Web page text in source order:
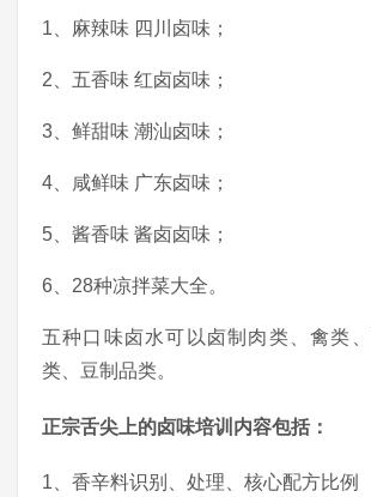
1、麻辣味 四川卤味；
2、五香味 红卤卤味；
3、鲜甜味 潮汕卤味；
4、咸鲜味 广东卤味；
5、酱香味 酱卤卤味；
6、28种凉拌菜大全。
五种口味卤水可以卤制肉类、禽类
类、豆制品类。
正宗舌尖上的卤味培训内容包括：
1、香辛料识别、处理、核心配方比例